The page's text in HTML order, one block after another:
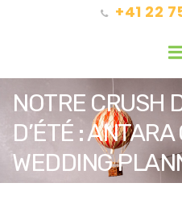
+41 22
NOTRE CRUSH
D’ÉTÉ :
WEDDING
QUILLA